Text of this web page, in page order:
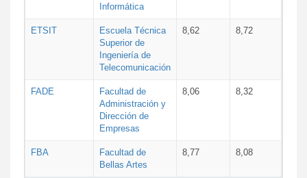
Informática
ETSIT
Escuela Técnica
Superior de
Ingeniería de
Telecomunicación
8,62 8,72
FADE
Facultad de
Administración y
Dirección de
Empresas
8,06 8,32
FBA
Facultad de
Bellas Artes
8,77 8,08